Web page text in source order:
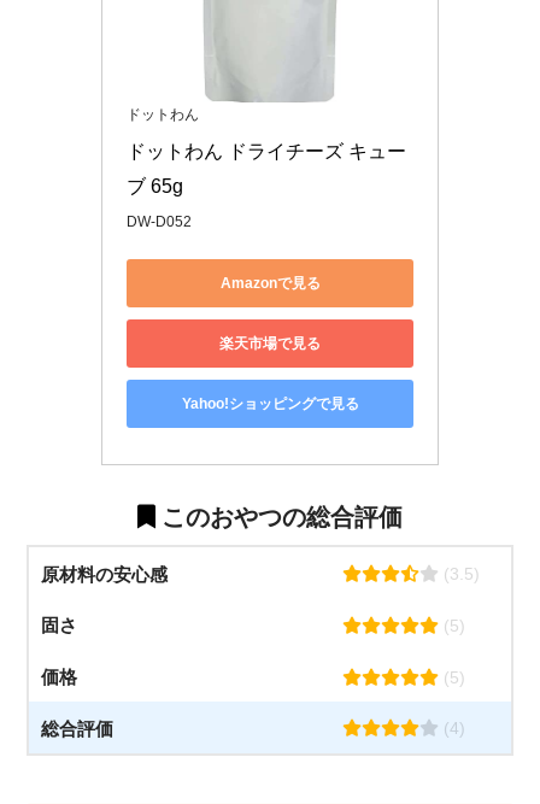
ドットわん
ドットわん ドライチーズ キュー
ブ 65g
DW-D052
Amazonで見る
楽天市場で見る
Yahoo!ショッピングで見る
このおやつの総合評価
原材料の安心感 (3.5)
固さ (5)
価格 (5)
総合評価 (4)